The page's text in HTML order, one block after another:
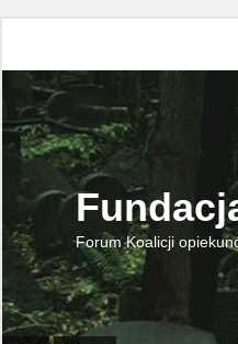
Forum Koalicji